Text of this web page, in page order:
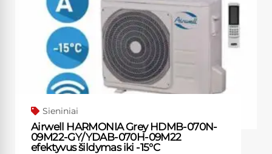
Sieniniai
Airwell HARMONIA Grey HDMB-070N-
09M22-GY/YDAB-070H-09M22
efektyvus šildymas iki -15°C
chosen
product
page